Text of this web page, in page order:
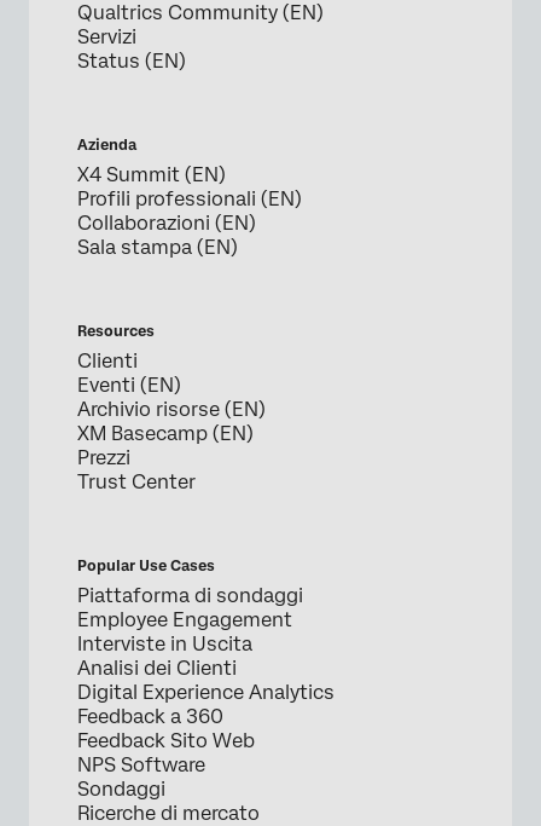
Qualtrics Community (EN)
Servizi
Status (EN)
Azienda
X4 Summit (EN)
Profili professionali (EN)
Collaborazioni (EN)
Sala stampa (EN)
Resources
Clienti
Eventi (EN)
Archivio risorse (EN)
XM Basecamp (EN)
Prezzi
Trust Center
Popular Use Cases
Piattaforma di sondaggi
Employee Engagement
Interviste in Uscita
Analisi dei Clienti
Digital Experience Analytics
Feedback a 360
Feedback Sito Web
NPS Software
Sondaggi
Ricerche di mercato